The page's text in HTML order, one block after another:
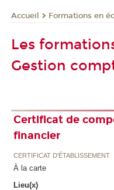
Accueil Formations en
Les
Gestion
Certificat de
financier
CERTIFICAT D'ÉTABLISSEMENT
À la carte
Lieu(x)